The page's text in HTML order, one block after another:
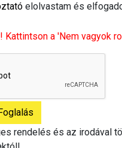
elolvastam és
Kattintson a 'Nem vagyok
rendelés és az irodával